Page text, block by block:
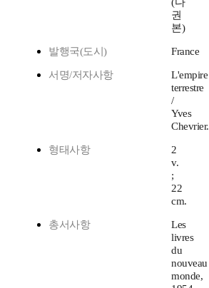
(다
권
본)
발행국(도시) France
서명/저자사항
L'empire
terrestre
/
Yves
Chevrier.
형태사항
2
v.
;
22
cm.
총서사항
Les
livres
du
nouveau
monde,